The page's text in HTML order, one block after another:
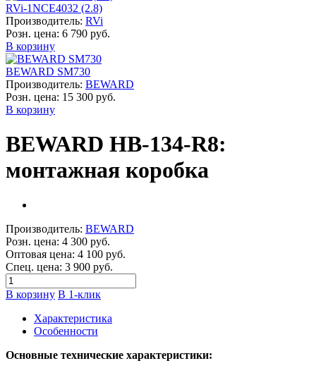
RVi-1NCE4032 (2.8)
Производитель: RVi
Розн. цена: 6 790 руб.
В корзину
BEWARD SM730
Производитель: BEWARD
Розн. цена: 15 300 руб.
В корзину
BEWARD HB-134-R8:
монтажная коробка
Производитель: BEWARD
Розн. цена: 4 300 руб.
Оптовая цена: 4 100 руб.
Спец. цена: 3 900 руб.
В корзину В 1-клик
Характеристика
Особенности
Основные технические характеристики: